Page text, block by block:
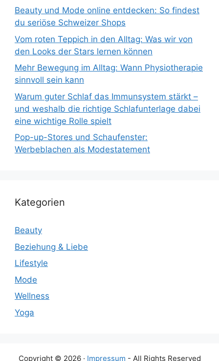
Beauty und Mode online entdecken: So findest
du seriöse Schweizer Shops
Vom roten Teppich in den Alltag: Was wir von
den Looks der Stars lernen können
Mehr Bewegung im Alltag: Wann Physiotherapie
sinnvoll sein kann
Warum guter Schlaf das Immunsystem stärkt –
und weshalb die richtige Schlafunterlage dabei
eine wichtige Rolle spielt
Pop-up-Stores und Schaufenster:
Werbeblachen als Modestatement
Kategorien
Beauty
Beziehung & Liebe
Lifestyle
Mode
Wellness
Yoga
Copyright © 2026 · Impressum - All Rights Reserved